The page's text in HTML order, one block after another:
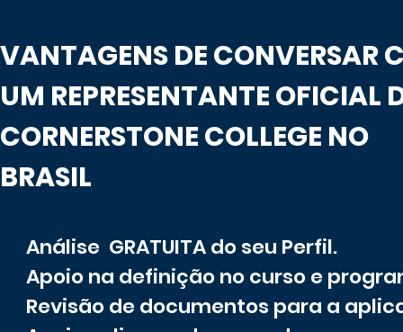
VANTAGENS DE CONVERSAR
UM REPRESENTANTE OFICIAL
CORNERSTONE COLLEGE NO
BRASIL
Análise GRATUITA do seu Perfil.
Apoio na definição no curso e
Revisão de documentos para a